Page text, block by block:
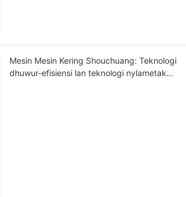
Mesin Mesin Kering Shouchuang: Teknologi
dhuwur-efisiensi lan teknologi nylametake